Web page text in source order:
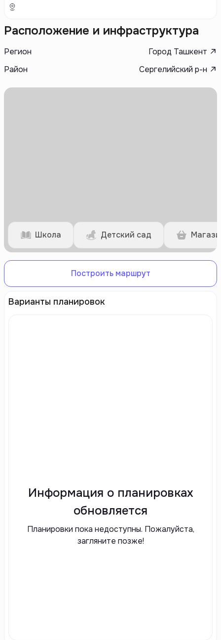
Расположение и инфраструктура
Регион
Город Ташкент
Район
Сергелийский р-н
Школа Детский сад
Построить маршрут
Варианты планировок
Информация о планировках
обновляется
Планировки пока недоступны. Пожалуйста,
загляните позже!